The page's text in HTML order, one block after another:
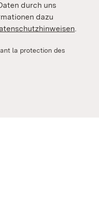
durch uns
dazu
.
la protection des